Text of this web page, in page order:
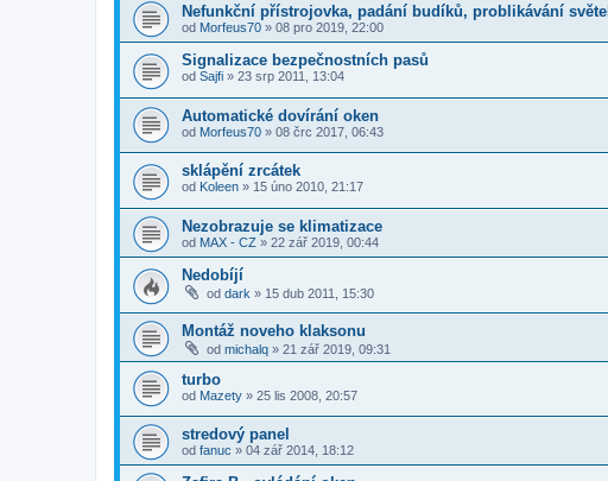
Nefunkční přístrojovka, padání budíků, problikávání světel
od Morfeus70 » 08 pro 2019, 22:00
Signalizace bezpečnostních pasů
od Sajfi » 23 srp 2011, 13:04
Automatické dovírání oken
od Morfeus70 » 08 črc 2017, 06:43
sklápění zrcátek
od Koleen » 15 úno 2010, 21:17
Nezobrazuje se klimatizace
od MAX - CZ » 22 zář 2019, 00:44
Nedobíjí
od dark » 15 dub 2011, 15:30
Montáž noveho klaksonu
od michalq » 21 zář 2019, 09:31
turbo
od Mazety » 25 lis 2008, 20:57
stredový panel
od fanuc » 04 zář 2014, 18:12